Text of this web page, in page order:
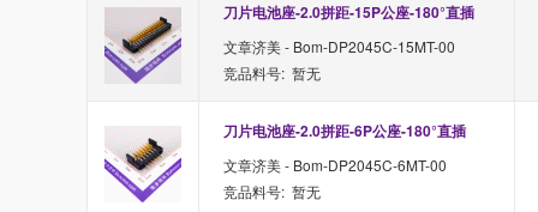
刀片电池座-2.0拼距-15P公座-180°直插
文章济美 - Bom-DP2045C-15MT-00
竞品料号: 暂无
刀片电池座-2.0拼距-6P公座-180°直插
文章济美 - Bom-DP2045C-6MT-00
竞品料号: 暂无